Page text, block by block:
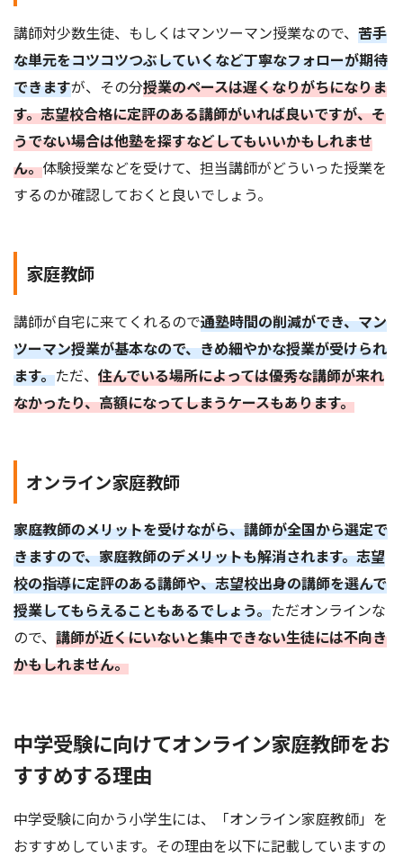
講師対少数生徒、もしくはマンツーマン授業なので、 苦手
な単元をコツコツつぶしていくなど丁寧なフォローが期待
できますが、その分授業のペースは遅くなりがちになりま
す。志望校合格に定評のある講師がいれば良いですが、そ
うでない場合は他塾を探すなどしてもいいかもしれませ
ん。体験授業などを受けて、担当講師がどういった授業を
するのか確認しておくと良いでしょう。
家庭教師
講師が自宅に来てくれるので通塾時間の削減ができ、マン
ツーマン授業が基本なので、きめ細やかな授業が受けられ
ます。ただ、 住んでいる場所によっては優秀な講師が来れ
なかったり、高額になってしまうケースもあります。
オンライン家庭教師
家庭教師のメリットを受けながら、講師が全国から選定で
きますので、家庭教師のデメリットも解消されます。志望
校の指導に定評のある講師や、志望校出身の講師を選んで
授業してもらえることもあるでしょう。ただオンラインな
ので、 講師が近くにいないと集中できない生徒には不向き
かもしれません。
中学受験に向けてオンライン家庭教師をお
すすめする理由
中学受験に向かう小学生には、「オンライン家庭教師」を
おすすめしています。その理由を以下に記載していますの